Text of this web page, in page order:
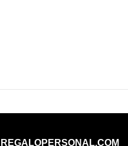
REGALOPERSONAL.COM